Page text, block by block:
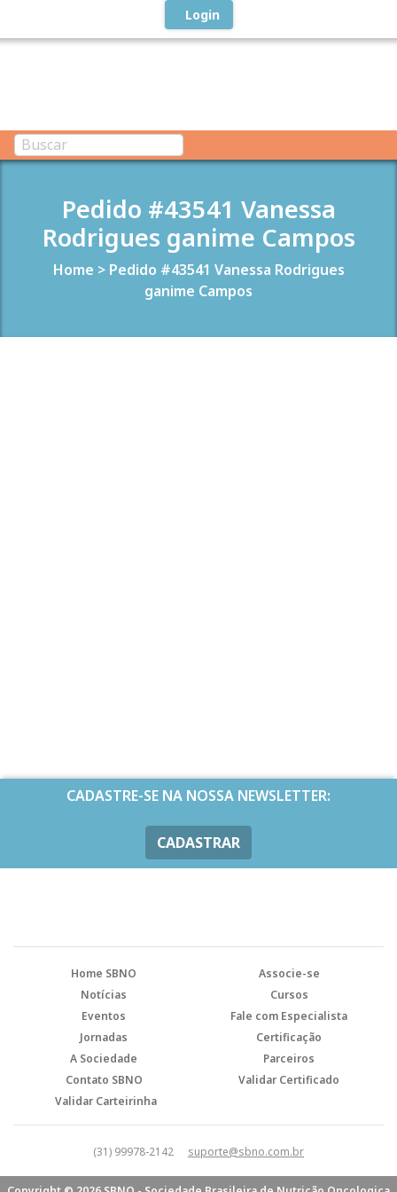
Login
Pedido #43541 Vanessa
Rodrigues ganime Campos
Home > Pedido #43541 Vanessa Rodrigues
ganime Campos
CADASTRE-SE NA NOSSA NEWSLETTER:
CADASTRAR
Home SBNO
Associe-se
Notícias
Cursos
Eventos
Fale com Especialista
Jornadas
Certificação
A Sociedade
Parceiros
Contato SBNO
Validar Certificado
Validar Carteirinha
(31) 99978-2142 suporte@sbno.com.br